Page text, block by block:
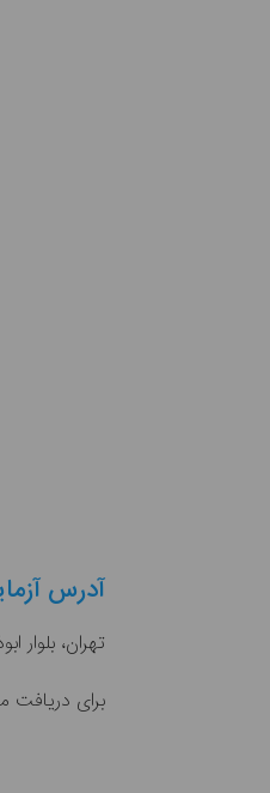
آدرس
تهران، بلوار ابوذر، پل چهارم،
برای دریافت